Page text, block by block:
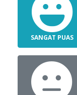
SANGAT PUAS